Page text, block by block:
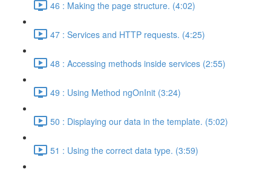
46 : Making the page structure. (4:02)
47 : Services and HTTP requests. (4:25)
48 : Accessing methods inside services (2:55)
49 : Using Method ngOnInit (3:24)
50 : Displaying our data in the template. (5:02)
51 : Using the correct data type. (3:59)